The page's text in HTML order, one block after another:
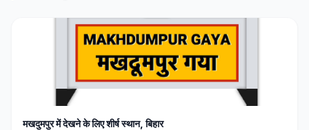
मखदुमपुर में देखने के लिए शीर्ष स्थान, बिहार